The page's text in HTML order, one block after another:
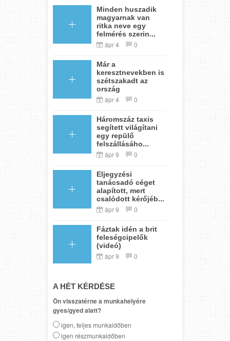
Minden huszadik
magyarnak van
ritka neve egy
felmérés szerin...
ápr 4 0
Már a
keresztnevekben is
szétszakadt az
ország
ápr 4 0
Háromszáz taxis
segített világítani
egy repülő
felszállásáho...
ápr 9 0
Eljegyzési
tanácsadó céget
alapított, mert
csalódott kérőjéb...
ápr 9 0
Fáztak idén a brit
feleségcipelők
(videó)
ápr 9 0
A HÉT KÉRDÉSE
Ön visszatérne a munkahelyére
gyes/gyed alatt?
igen, teljes munkaidőben
igen részmunkaidőben